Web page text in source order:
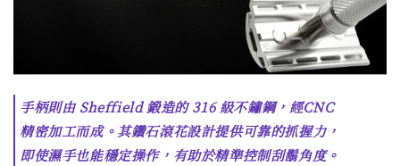
手柄則由 Sheffield 鍛造的 316 級不鏽鋼，經CNC
精密加工而成。其鑽石滾花設計提供可靠的抓握力，
即使濕手也能穩定操作，有助於精準控制刮鬍角度。